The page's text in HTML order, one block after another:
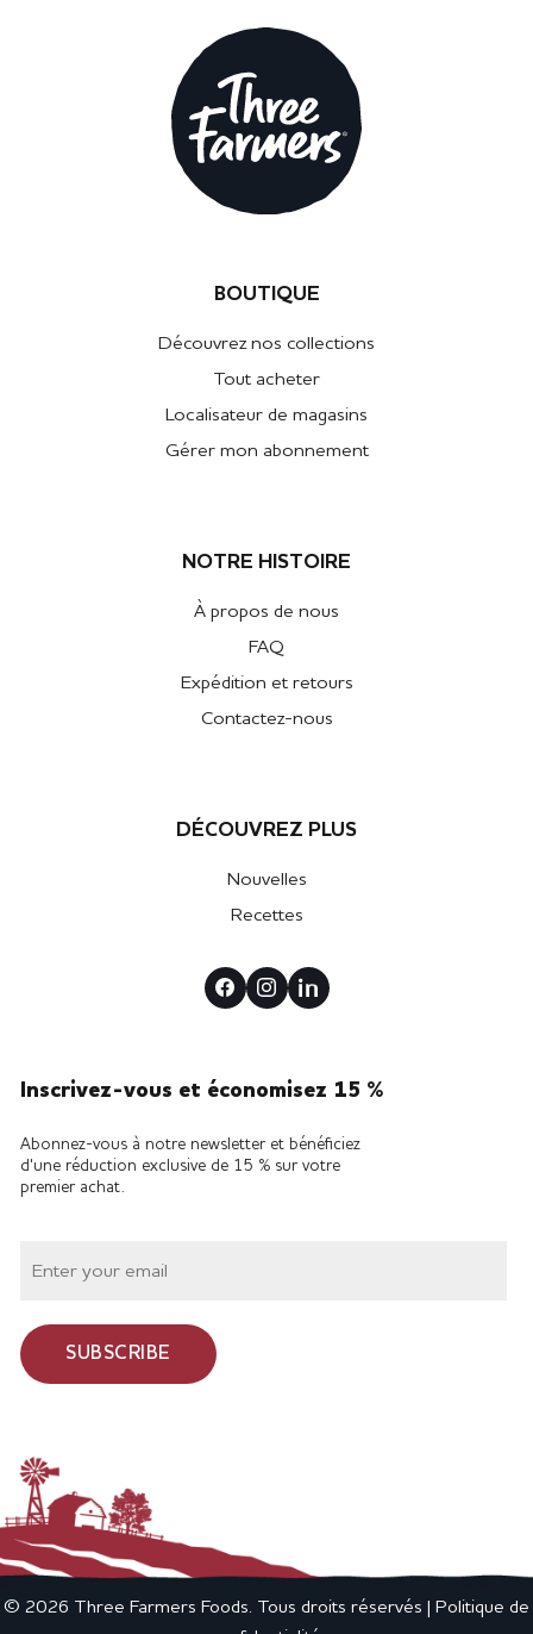
BOUTIQUE
Découvrez nos collections
Tout acheter
Localisateur de magasins
Gérer mon abonnement
NOTRE HISTOIRE
À propos de nous
FAQ
Expédition et retours
Contactez-nous
DÉCOUVREZ PLUS
Nouvelles
Recettes
Inscrivez-vous et économisez 15 %
Abonnez-vous à notre newsletter et bénéficiez
d'une réduction exclusive de 15 % sur votre
premier achat.
SUBSCRIBE
© 2026 Three Farmers Foods. Tous droits réservés |
Politique de